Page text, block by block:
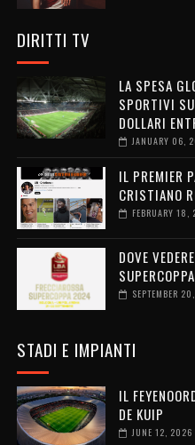
DIRITTI TV
LA SPESA
SPORTIVI
DOLLARI
JANUARY 06,
IL PREMIER
CRISTIANO
FEBRUARY 18,
DOVE
SEPTEMBER
STADI E IMPIANTI
IL
DE KUIP
JUNE 12, 2026